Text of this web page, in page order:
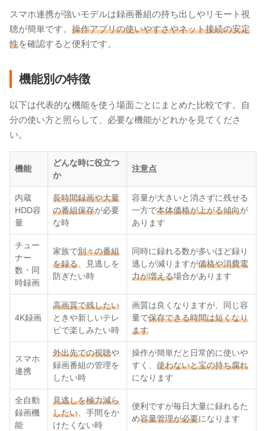
スマホ連携が強いモデルは録画番組の持ち出しやリモート視
聴が簡単です。 操作アプリの使いやすさやネット接続の安定
性を確認すると便利です。
機能別の特徴
以下は代表的な機能を使う場面ごとにまとめた比較です。自
分の使い方と照らして、必要な機能がどれかを見てくださ
い。
機能
どんな時に役立つ
か
注意点
内蔵
HDD容
量
長時間録画や大量
の番組保存が必要
な時
容量が大きいと消さずに残せる
一方で本体価格が上がる傾向が
あります
チュー
ナー
数・同
時録画
家族で別々の番組
を録る、見逃しを
防ぎたい時
同時に録れる数が多いほど録り
逃しが減りますが価格や消費電
力が増える場合があります
4K録画
高画質で残したい
ときや新しいテレ
ビで楽しみたい時
画質は良くなりますが、同じ容
量で保存できる時間は短くなり
ます
スマホ
連携
外出先での視聴や
録画番組の管理を
したい時
操作が簡単だと日常的に使いや
すく、 使わないと宝の持ち腐れ
になります
全自動
録画機
能
見逃しを極力減ら
したい、手間をか
けたくない時
便利ですが毎日大量に録れるた
め容量管理が必要になります